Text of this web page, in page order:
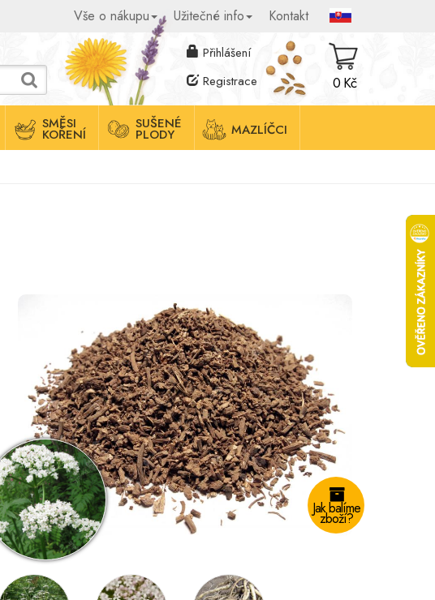
Vše o nákupu Užitečné info Kontakt
Přihlášení
Registrace
0 Kč
SMĚSI
KOŘENÍ
SUŠENÉ
PLODY MAZLÍČCI
Jak balíme
zboží?